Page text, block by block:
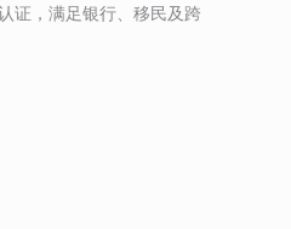
证，满足银行、移民及跨